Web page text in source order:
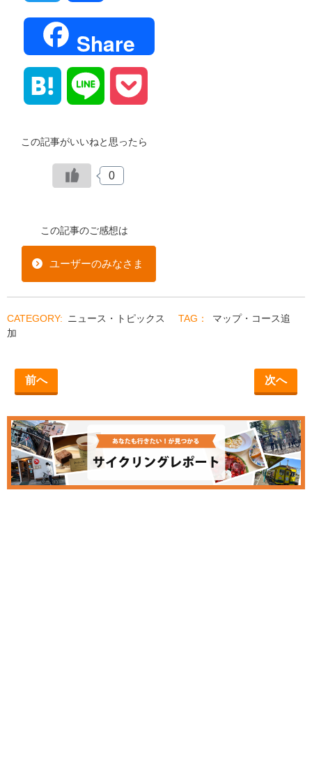
Share
Hatena Line
この記事がいいねと思ったら
0
この記事のご感想は
ユーザーのみなさま
ニュース・トピックス
マップ・コース追
加
前へ 次へ